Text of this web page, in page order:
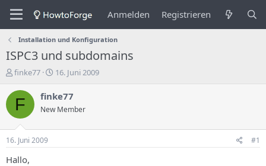
Anmelden Registrieren
Installation und Konfiguration
ISPC3 und subdomains
E
s
e
e
r
finke77
E
s
e
16. Juni 2009
F finke77
New Member
16. Juni 2009 #1
Hallo,